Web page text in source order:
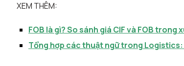
XEM THÊM:
FOB là gì? So sánh giá CIF và FOB trong
Tổng hợp các thuật ngữ trong